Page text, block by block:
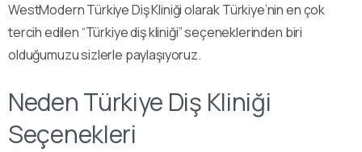
WestModern Türkiye Diş Kliniği olarak Türkiye’nin en çok
tercih edilen “Türkiye diş kliniği” seçeneklerinden biri
olduğumuzu sizlerle paylaşıyoruz.
Neden Türkiye Diş Kliniği
Seçenekleri